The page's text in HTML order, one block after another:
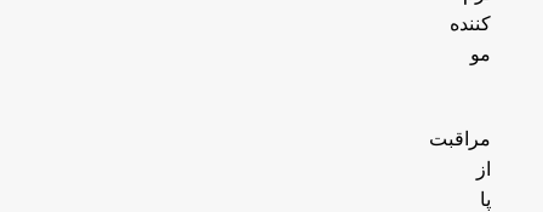
کننده
مو
مراقبت
از
پا